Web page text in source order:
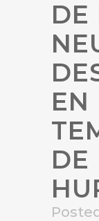
DE
EN
DE